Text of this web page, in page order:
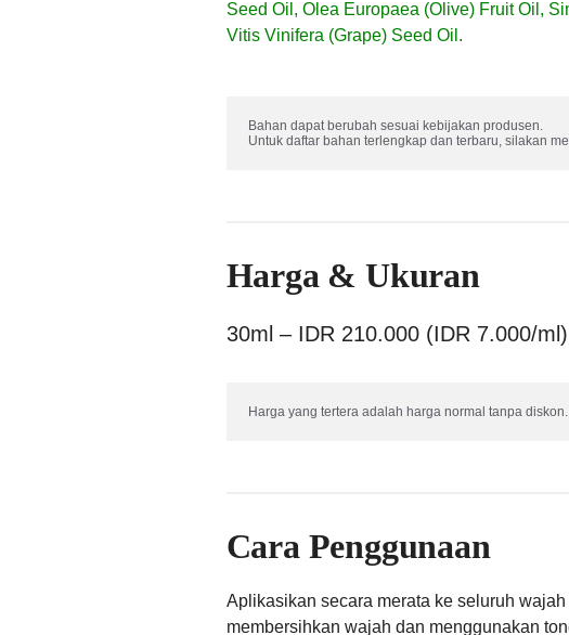
Seed Oil, Olea Europaea (Olive) Fruit Oil,
Vitis Vinifera (Grape) Seed Oil.
Bahan dapat berubah sesuai kebijakan produsen.
Untuk daftar bahan terlengkap dan terbaru, silakan
Harga & Ukuran
30ml – IDR 210.000 (IDR 7.000/ml)
Harga yang tertera adalah harga normal tanpa diskon.
Cara Penggunaan
Aplikasikan secara merata ke seluruh
membersihkan wajah dan menggunakan